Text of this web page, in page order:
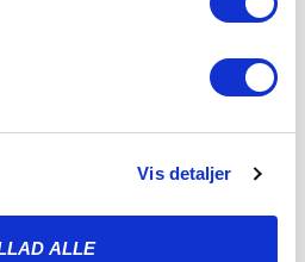
Vis detaljer
ALLE
omgående virkning solgt